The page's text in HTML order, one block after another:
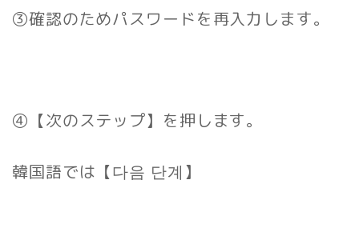
③確認のためパスワードを再入力します。
④【次のステップ】を押します。
韓国語では 【다음 단계】